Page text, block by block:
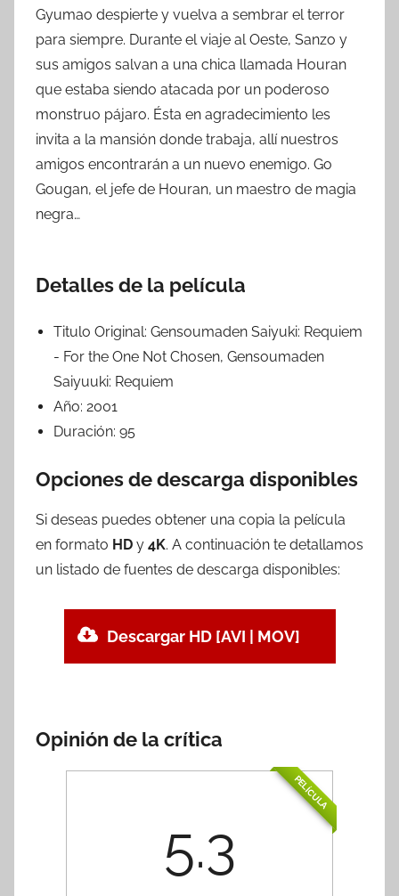
Gyumao despierte y vuelva a sembrar el terror
para siempre. Durante el viaje al Oeste, Sanzo y
sus amigos salvan a una chica llamada Houran
que estaba siendo atacada por un poderoso
monstruo pájaro. Ésta en agradecimiento les
invita a la mansión donde trabaja, allí nuestros
amigos encontrarán a un nuevo enemigo. Go
Gougan, el jefe de Houran, un maestro de magia
negra…
Detalles de la película
Titulo Original: Gensoumaden Saiyuki: Requiem
- For the One Not Chosen, Gensoumaden
Saiyuuki: Requiem
Año: 2001
Duración: 95
Opciones de descarga disponibles
Si deseas puedes obtener una copia la película
en formato HD y 4K. A continuación te detallamos
un listado de fuentes de descarga disponibles:
Descargar HD [AVI | MOV]
Opinión de la crítica
PELÍCULA
5.3